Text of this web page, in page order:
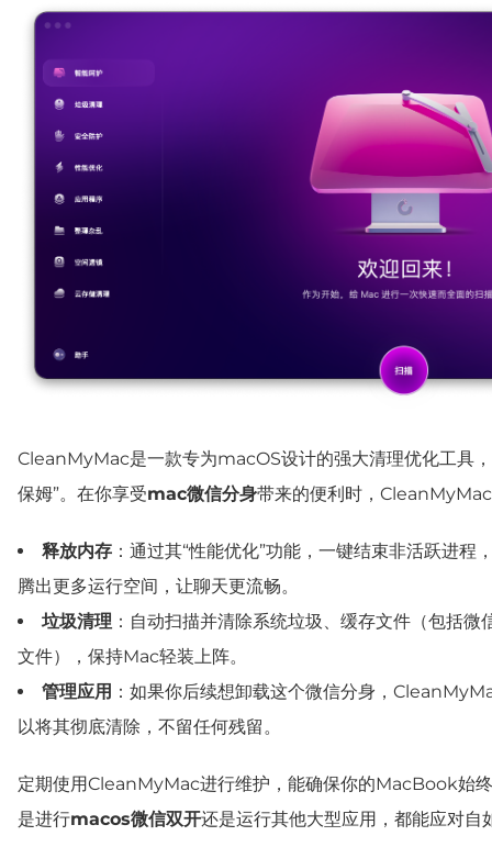
CleanMyMac是一款专为macOS设计的强大清理优化工具
保姆”。在你享受mac微信分身带来的便利时，
释放内存 ：通过其“性能优化”功能，一键结束非活跃进程
腾出更多运行空间，让聊天更流畅。
垃圾清理 ：自动扫描并清除系统垃圾、缓存文件（包括微
文件），保持Mac轻装上阵。
管理应用 ：如果你后续想卸载这个微信分身，
以将其彻底清除，不留任何残留。
定期使用CleanMyMac进行维护，能确保你的MacBook始
是进行macos微信双开还是运行其他大型应用，都能应对自